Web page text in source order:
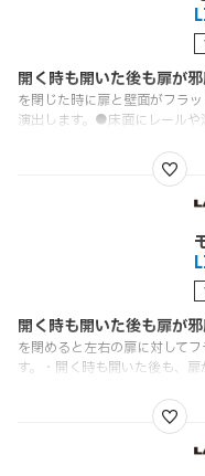
開く時も開いた後も扉が
を閉じた時に扉と壁面がフラ
演出します。●床面にレール
フレーム（市販品の溝ピッチ
も、扉が邪魔にならない 扉
ビネット前のスペースが狭い
ペースを有効活用 キャビネ
ゆっくりと静かに閉まります
調整する要領で、上下・左右
す。・さまざまなキャビネッ
可能なため、さまざまなキャ
にも有効です。
開く時も開いた後も扉が
を閉めると左右の扉に対して
す。・開く時も開いた後も、
べて小さく、開いた状態でも
スが狭い場所でも使用できま
ャビネットの側板に取り付け
できます。・スムーズな操作